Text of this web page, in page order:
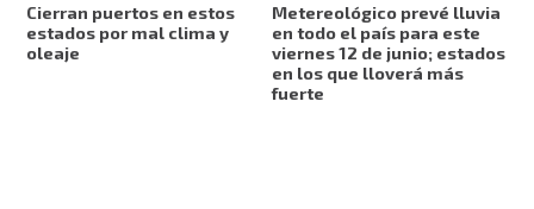
Cierran puertos en estos
estados por mal clima y
oleaje
Metereológico prevé lluvia
en todo el país para este
viernes 12 de junio; estados
en los que lloverá más
fuerte